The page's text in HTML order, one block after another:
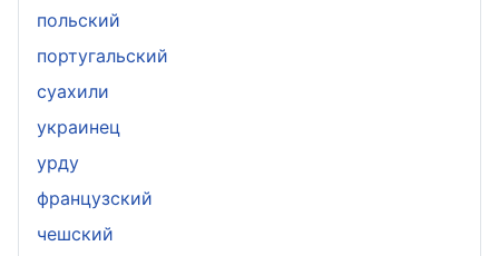
польский
португальский
суахили
украинец
урду
французский
чешский